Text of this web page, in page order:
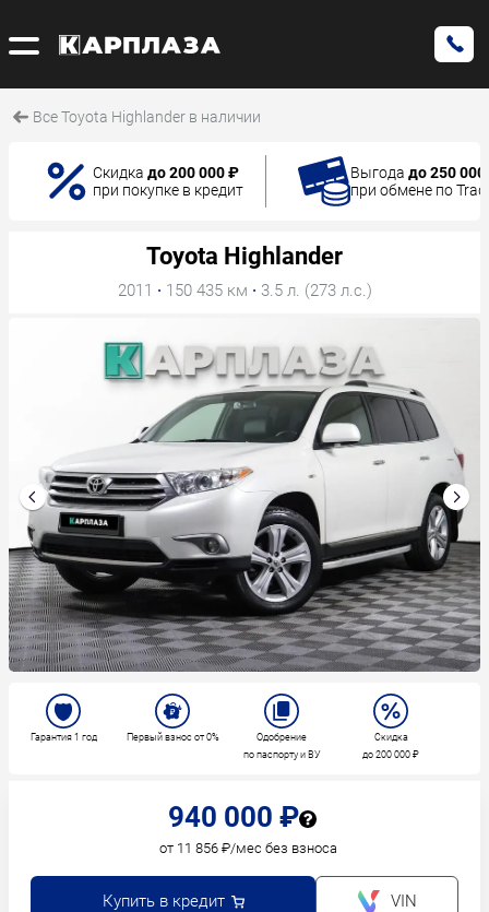
Все Toyota Highlander в наличии
Скидка до 200 000 ₽
при покупке в кредит
Выгода до 250
при обмене по
940 000 ₽
от 11 856 ₽/мес без взноса
Купить в кредит VIN
Гарантия 1 год Первый взнос от 0%
Одобрение
по паспорту и ВУ
Скидка
до 200 000 ₽
Toyota Highlander
2011 · 150 435 км · 3.5 л. (273 л.с.)